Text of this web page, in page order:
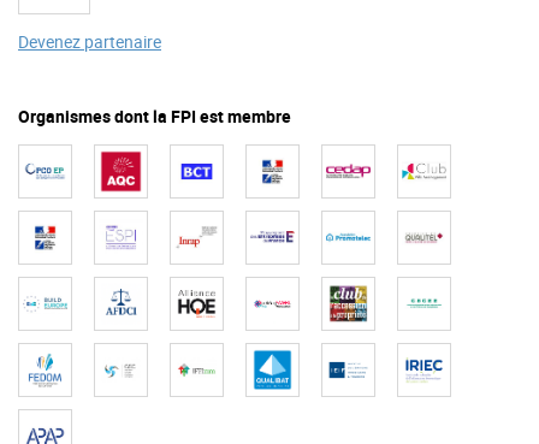
Devenez partenaire
Organismes dont la FPI est membre